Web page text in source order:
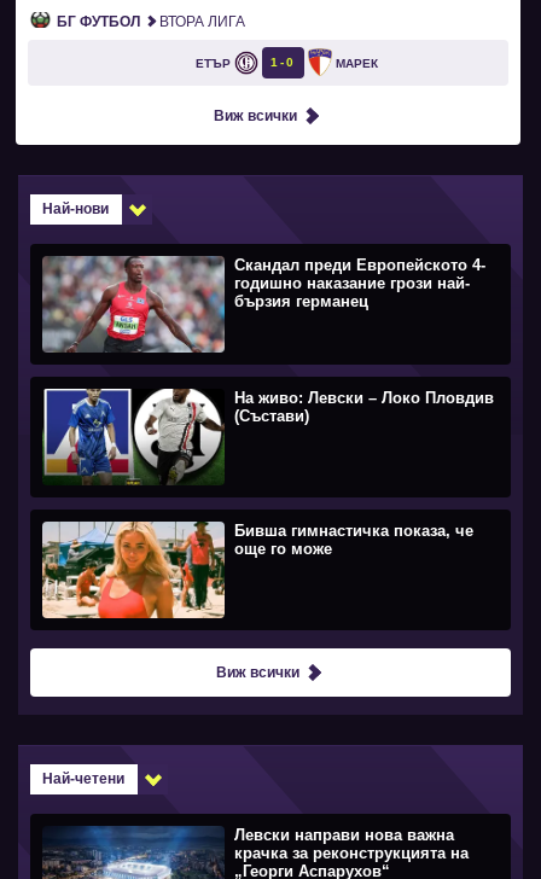
БГ ФУТБОЛ ВТОРА ЛИГА
ЕТЪР 1 0 МАРЕК
Виж всички
Най-нови
Скандал преди Европейското 4-
годишно наказание грози най-
бързия германец
На живо: Левски – Локо Пловдив
(Състави)
Бивша гимнастичка показа, че
още го може
Виж всички
Най-четени
Левски направи нова важна
крачка за реконструкцията на
„Георги Аспарухов“